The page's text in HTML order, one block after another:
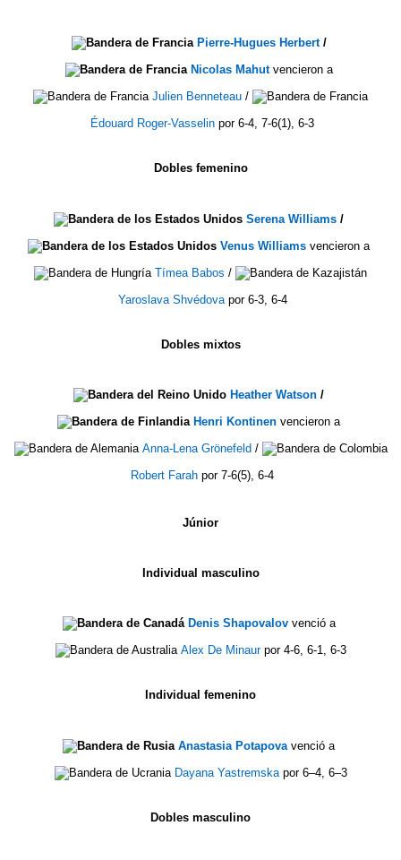
Pierre-Hugues Herbert/
Nicolas Mahutvencieron a
Julien Benneteau /
Édouard Roger-Vasselin por 6-4, 7-6(1), 6-3
Dobles femenino
Serena Williams /
Venus Williams vencieron a
Tímea Babos /
Yaroslava Shvédovapor 6-3, 6-4
Dobles mixtos
Heather Watson /
Henri Kontinen vencieron a
Anna-Lena Grönefeld /
Robert Farah por 7-6(5), 6-4
Júnior
Individual masculino
Denis Shapovalovvenció a
Alex De Minaurpor 4-6, 6-1, 6-3
Individual femenino
Anastasia Potapova venció a
Dayana Yastremskapor 6–4, 6–3
Dobles masculino